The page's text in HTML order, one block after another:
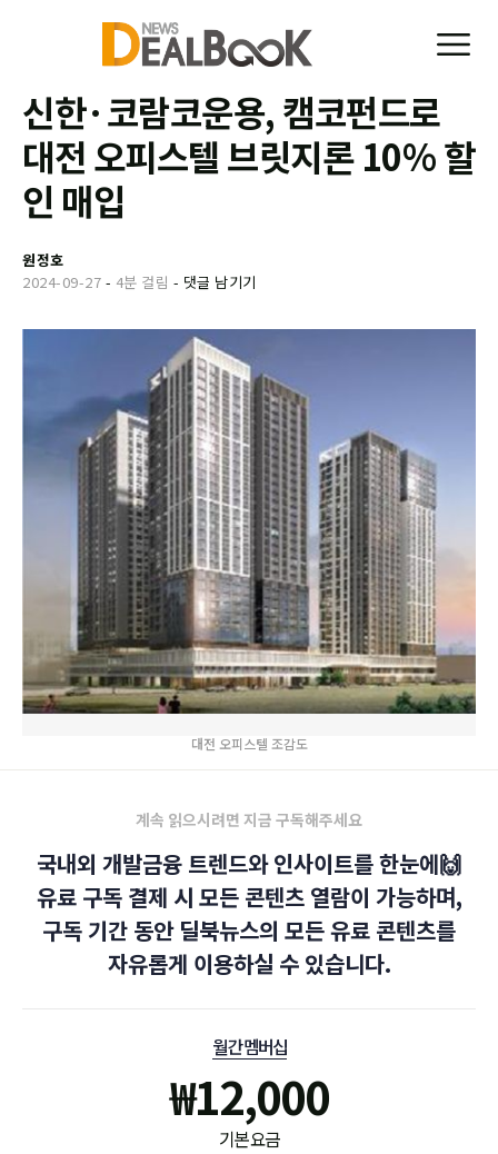
신한·코람코운용, 캠코펀드로
대전 오피스텔 브릿지론 10% 할
인 매입
원정호
2024-09-27 - 4분 걸림 - 댓글 남기기
대전 오피스텔 조감도
계속 읽으시려면 지금 구독해주세요
국내외 개발금융 트렌드와 인사이트를 한눈에🙌
유료 구독 결제 시 모든 콘텐츠 열람이 가능하며,
구독 기간 동안 딜북뉴스의 모든 유료 콘텐츠를
자유롭게 이용하실 수 있습니다.
월간 멤버십
₩12,000
기본 요금